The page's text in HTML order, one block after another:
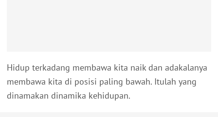
Hidup terkadang membawa kita naik dan adakalanya
membawa kita di posisi paling bawah. Itulah yang
dinamakan dinamika kehidupan.